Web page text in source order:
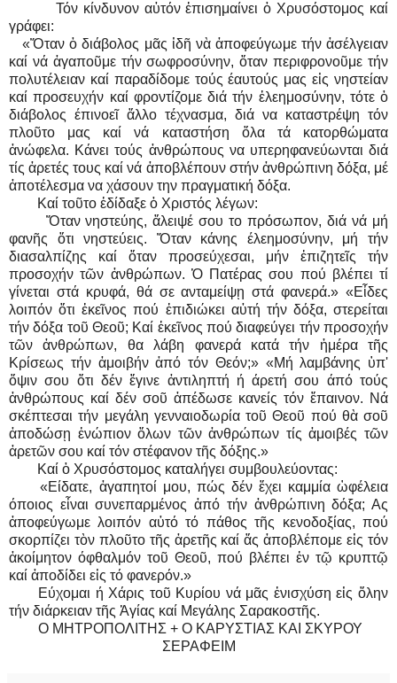
Τόν κίνδυνον αὐτόν ἐπισημαίνει ὁ Χρυσόστομος καί
γράφει:
«Ὅταν ὁ διάβολος μᾶς ἰδῆ νὰ ἀποφεύγωμε τήν ἀσέλγειαν
καί νά ἀγαποῦμε τήν σωφροσύνην, ὅταν περιφρονοῦμε τήν
πολυτέλειαν καί παραδίδομε τούς έαυτούς μας εἰς νηστείαν
καί προσευχήν καί φροντίζομε διά τήν ἐλεημοσύνην, τότε ὁ
διάβολος έπινοεῖ ἄλλο τέχνασμα, διά να καταστρέψη τόν
πλοῦτο μας καί νά καταστήση ὅλα τά κατορθώματα
ἀνώφελα. Κάνει τούς ἀνθρώπους να υπερηφανεύωνται διά
τίς ἀρετές τους καί νά ἀποβλέπουν στήν ἀνθρώπινη δόξα, μέ
ἀποτέλεσμα να χάσουν την πραγματική δόξα.
Καί τοῦτο ἐδίδαξε ὁ Χριστός λέγων:
Ὅταν νηστεύης, ἄλειψέ σου το πρόσωπον, διά νά μή
φανῆς ὅτι νηστεύεις. Ὅταν κάνης έλεημοσύνην, μή τήν
διασαλπίζης καί ὅταν προσεύχεσαι, μήν ἐπιζητεῖς τήν
προσοχήν τῶν ἀνθρώπων. Ὁ Πατέρας σου πού βλέπει τί
γίνεται στά κρυφά, θά σε ανταμείψῃ στά φανερά.» «Εἶδες
λοιπόν ὅτι ἐκεῖνος πού ἐπιδιώκει αὐτή τήν δόξα, στερείται
τήν δόξα τοῦ Θεοῦ; Καί ἐκεῖνος πού διαφεύγει τήν προσοχήν
τῶν ἀνθρώπων, θα λάβη φανερά κατά τήν ἡμέρα τῆς
Κρίσεως τήν ἀμοιβήν ἀπό τόν Θεόν;» «Μή λαμβάνης ὑπ'
ὄψιν σου ὅτι δέν ἔγινε ἀντιληπτή ή άρετή σου άπό τούς
ἀνθρώπους καί δέν σοῦ ἀπέδωσε κανείς τόν ἔπαινον. Νά
σκέπτεσαι τήν μεγάλη γενναιοδωρία τοῦ Θεοῦ πού θὰ σοῦ
ἀποδώσῃ ἐνώπιον ὅλων τῶν ἀνθρώπων τίς ἀμοιβές τῶν
ἀρετῶν σου καί τόν στέφανον τῆς δόξης.»
Καί ὁ Χρυσόστομος καταλήγει συμβουλεύοντας:
«Είδατε, ἀγαπητοί μου, πώς δέν ἔχει καμμία ὠφέλεια
όποιος εἶναι συνεπαρμένος ἀπό τήν ἀνθρώπινη δόξα; Ας
ἀποφεύγωμε λοιπόν αὐτό τό πάθος τῆς κενοδοξίας, πού
σκορπίζει τὸν πλοῦτο τῆς ἀρετῆς καί ἄς ἀποβλέπομε εἰς τόν
ἀκοίμητον όφθαλμόν τοῦ Θεοῦ, πού βλέπει ἐν τῷ κρυπτῷ
καί ἀποδίδει εἰς τό φανερόν.»
Εύχομαι ή Χάρις τοῦ Κυρίου νά μᾶς ἐνισχύση εἰς ὅλην
τήν διάρκειαν τῆς Ἁγίας καί Μεγάλης Σαρακοστῆς.
Ο ΜΗΤΡΟΠΟΛΙΤΗΣ + Ο ΚΑΡΥΣΤΙΑΣ ΚΑΙ ΣΚΥΡΟΥ
ΣΕΡΑΦΕΙΜ